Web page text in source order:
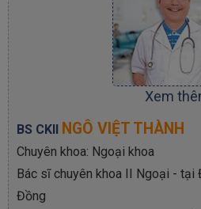
Xem
BS CKII NGÔ VIỆT THÀNH
Chuyên khoa: Ngoại khoa
Bác sĩ chuyên khoa II Ngoại - tại
Đồng